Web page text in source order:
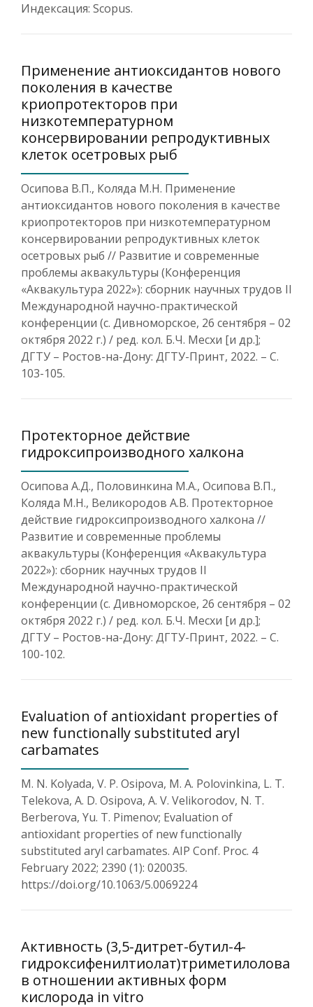
Индексация: Scopus.
Применение антиоксидантов нового
поколения в качестве
криопротекторов при
низкотемпературном
консервировании репродуктивных
клеток осетровых рыб
Осипова В.П., Коляда М.Н. Применение
антиоксидантов нового поколения в качестве
криопротекторов при низкотемпературном
консервировании репродуктивных клеток
осетровых рыб // Развитие и современные
проблемы аквакультуры (Конференция
«Аквакультура 2022»): сборник научных трудов II
Международной научно-практической
конференции (с. Дивноморское, 26 сентября – 02
октября 2022 г.) / ред. кол. Б.Ч. Месхи [и др.];
ДГТУ – Ростов-на-Дону: ДГТУ-Принт, 2022. – С.
103-105.
Протекторное действие
гидроксипроизводного халкона
Осипова А.Д., Половинкина М.А., Осипова В.П.,
Коляда М.Н., Великородов А.В. Протекторное
действие гидроксипроизводного халкона //
Развитие и современные проблемы
аквакультуры (Конференция «Аквакультура
2022»): сборник научных трудов II
Международной научно-практической
конференции (с. Дивноморское, 26 сентября – 02
октября 2022 г.) / ред. кол. Б.Ч. Месхи [и др.];
ДГТУ – Ростов-на-Дону: ДГТУ-Принт, 2022. – С.
100-102.
Evaluation of antioxidant properties of
new functionally substituted aryl
carbamates
M. N. Kolyada, V. P. Osipova, M. A. Polovinkina, L. T.
Telekova, A. D. Osipova, A. V. Velikorodov, N. T.
Berberova, Yu. T. Pimenov; Evaluation of
antioxidant properties of new functionally
substituted aryl carbamates. AIP Conf. Proc. 4
February 2022; 2390 (1): 020035.
https://doi.org/10.1063/5.0069224
Активность (3,5-дитрет-бутил-4-
гидроксифенилтиолат)триметилолова
в отношении активных форм
кислорода in vitro